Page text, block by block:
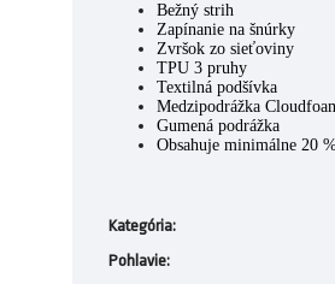
Bežný strih
Zapínanie na šnúrky
Zvršok zo sieťoviny
TPU 3 pruhy
Textilná podšívka
Medzipodrážka
Gumená podrážka
Obsahuje minimálne 20
Kategória:
Pohlavie: